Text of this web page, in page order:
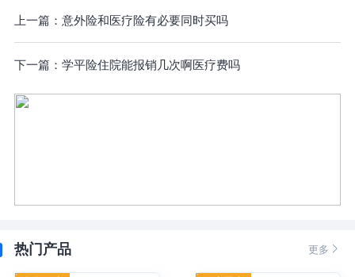
上一篇： 意外险和医疗险有必要同时买吗
下一篇： 学平险住院能报销几次啊医疗费吗
热门产品 更多 